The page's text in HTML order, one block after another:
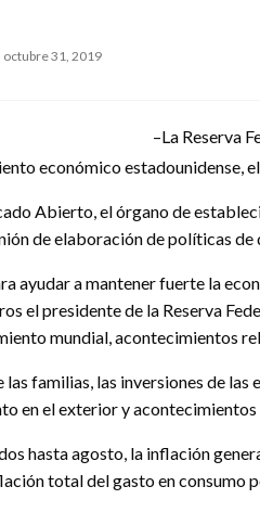
octubre 31, 2019
–La Reserva
económico estadounidense,
Abierto, el órgano de
de elaboración de políticas
ayudar a mantener fuerte la
el presidente de la Reserva
mundial, acontecimientos
familias, las inversiones de
en el exterior y
hasta agosto, la inflación
total del gasto en